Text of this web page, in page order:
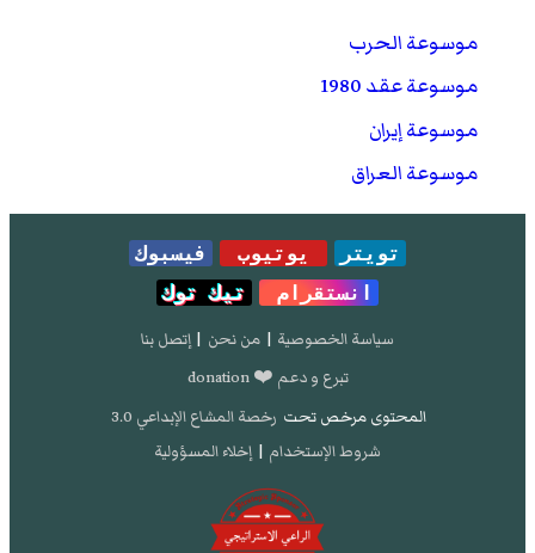
موسوعة الحرب
موسوعة عقد 1980
موسوعة إيران
موسوعة العراق
تويتر يوتيوب
فيسبوك
انستقرام
تيك توك
سياسة الخصوصية | من نحن | إتصل بنا
تبرع و دعم ❤️ donation
المحتوى مرخص تحت رخصة المشاع الإبداعي 3.0
شروط الإستخدام | إخلاء المسؤولية